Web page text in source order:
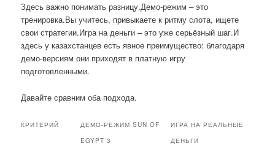
Здесь важно понимать разницу.Демо-режим – это
тренировка.Вы учитесь, привыкаете к ритму слота, ищете
свои стратегии.Игра на деньги – это уже серьёзный шаг.И
здесь у казахстанцев есть явное преимущество: благодаря
демо-версиям они приходят в платную игру
подготовленными.
Давайте сравним оба подхода.
КРИТЕРИЙ
ДЕМО-РЕЖИМ SUN OF
EGYPT 3
ИГРА НА РЕАЛЬНЫЕ
ДЕНЬГИ